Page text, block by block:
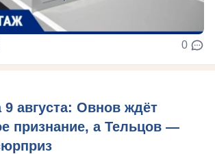
0
9 августа: Овнов ждёт
признание, а Тельцов —